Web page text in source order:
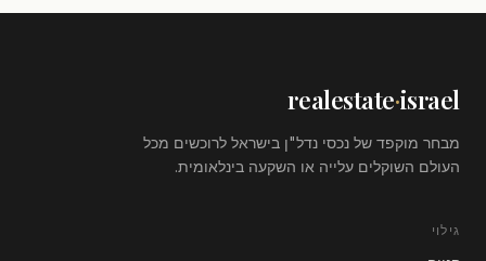
realestate·israel
מבחר מוקפד של נכסי נדל"ן בישראל לרוכשים מכל
העולם השוקלים עלייה או השקעה בינלאומית.
גילוי